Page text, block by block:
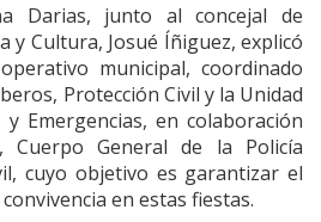
Darias, junto al concejal de
y Cultura, Josué Íñiguez, explicó
municipal, coordinado
Protección Civil y la Unidad
y Emergencias, en colaboración
Cuerpo General de la Policía
cuyo objetivo es garantizar el
en estas fiestas.